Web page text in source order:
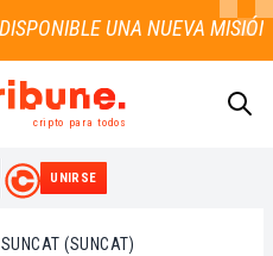
cripto para todos
UNIRSE
SUNCAT (SUNCAT)